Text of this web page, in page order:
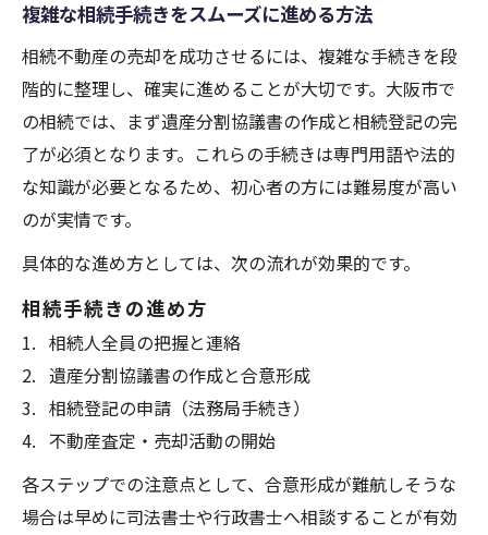
複雑な相続手続きをスムーズに進める方法
相続不動産の売却を成功させるには、複雑な手続きを段
階的に整理し、確実に進めることが大切です。大阪市で
の相続では、まず遺産分割協議書の作成と相続登記の完
了が必須となります。これらの手続きは専門用語や法的
な知識が必要となるため、初心者の方には難易度が高い
のが実情です。
具体的な進め方としては、次の流れが効果的です。
相続手続きの進め方
相続人全員の把握と連絡
遺産分割協議書の作成と合意形成
相続登記の申請（法務局手続き）
不動産査定・売却活動の開始
各ステップでの注意点として、合意形成が難航しそうな
場合は早めに司法書士や行政書士へ相談することが有効